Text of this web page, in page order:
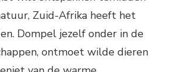
Zuid-Afrika heeft het
Dompel jezelf onder in de
ontmoet wilde dieren